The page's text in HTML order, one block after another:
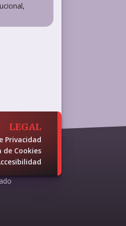
LEGAL
Privacidad
de Cookies